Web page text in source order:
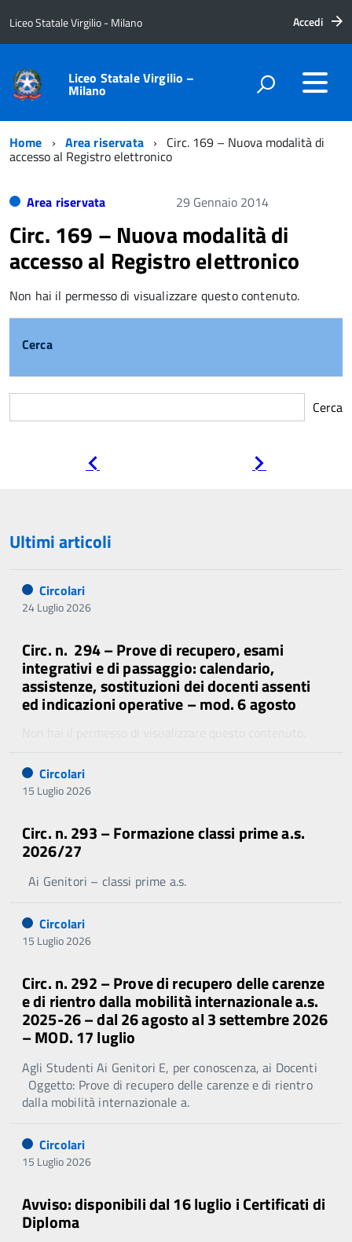
Liceo Statale Virgilio - Milano Accedi
Liceo Statale Virgilio –
Milano
Home Area riservata Circ. 169 – Nuova modalità di
accesso al Registro elettronico
Area riservata 29 Gennaio 2014
Circ. 169 – Nuova modalità di
accesso al Registro elettronico
Non hai il permesso di visualizzare questo contenuto.
Cerca
Cerca
Ultimi articoli
Circolari
24 Luglio 2026
Circ. n. 294 – Prove di recupero, esami
integrativi e di passaggio: calendario,
assistenze, sostituzioni dei docenti assenti
ed indicazioni operative – mod. 6 agosto
Circolari
15 Luglio 2026
Circ. n. 293 – Formazione classi prime a.s.
2026/27
Ai Genitori – classi prime a.s.
Circolari
15 Luglio 2026
Circ. n. 292 – Prove di recupero delle carenze
e di rientro dalla mobilità internazionale a.s.
2025-26 – dal 26 agosto al 3 settembre 2026
– MOD. 17 luglio
Agli Studenti Ai Genitori E, per conoscenza, ai Docenti
Oggetto: Prove di recupero delle carenze e di rientro
dalla mobilità internazionale a.
Circolari
15 Luglio 2026
Avviso: disponibili dal 16 luglio i Certificati di
Diploma